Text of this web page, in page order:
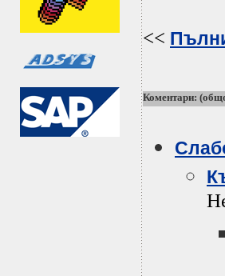
<<
Коментари: